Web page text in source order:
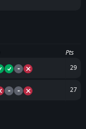
Pts
- 29
- - 27